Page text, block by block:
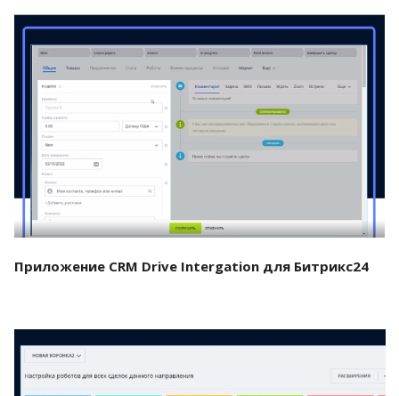
Смотреть проект
Приложение CRM Drive Intergation для Битрикс24